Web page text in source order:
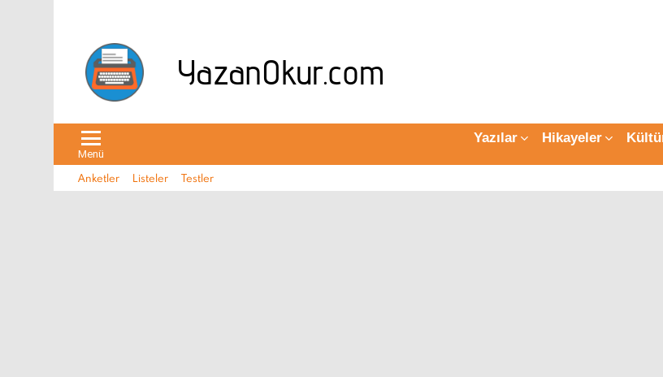
Menü
Yazılar Hikayeler
Anketler Listeler Testler